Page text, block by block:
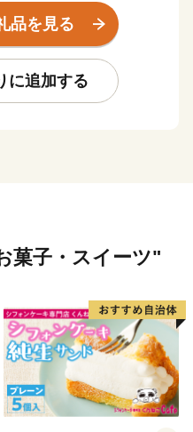
が開催され、たくさんの
秋、日本一の規模を誇る
のしまりが格別な白鷹の
揚げなど、獲れたてなら
物詩です。
品を見る
に追加する
菓子・スイーツ"